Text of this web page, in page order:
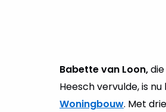
Babette van Loon,
Heesch vervulde, is
Woningbouw. Met